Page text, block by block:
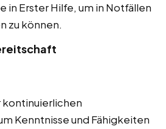
in Erster Hilfe, um in Notfällen
zu können.
Kenntnisse und Fähigkeiten